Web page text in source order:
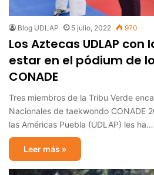
Blog UDLAP 5 julio, 2022 970
Los Aztecas UDLAP
estar en el pódium de
CONADE
Tres miembros de la Tribu Verde
Nacionales de taekwondo CONADE
las Américas Puebla (UDLAP) les ha…
Leer más »